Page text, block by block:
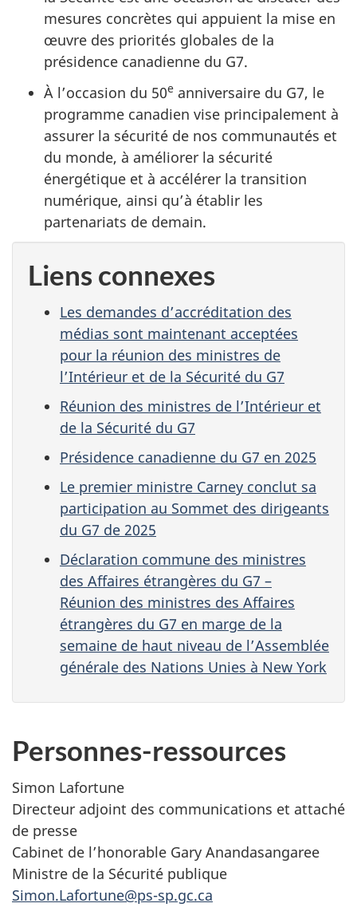
mesures concrètes qui appuient la mise en
œuvre des priorités globales de la
présidence canadienne du G7.
À l’occasion du 50e anniversaire du G7, le
programme canadien vise principalement à
assurer la sécurité de nos communautés et
du monde, à améliorer la sécurité
énergétique et à accélérer la transition
numérique, ainsi qu’à établir les
partenariats de demain.
Liens connexes
Les demandes d’accréditation des
médias sont maintenant acceptées
pour la réunion des ministres de
l’Intérieur et de la Sécurité du G7
Réunion des ministres de l’Intérieur et
de la Sécurité du G7
Présidence canadienne du G7 en 2025
Le premier ministre Carney conclut sa
participation au Sommet des dirigeants
du G7 de 2025
Déclaration commune des ministres
des Affaires étrangères du G7 –
Réunion des ministres des Affaires
étrangères du G7 en marge de la
semaine de haut niveau de l’Assemblée
générale des Nations Unies à New York
Personnes-ressources
Simon Lafortune
Directeur adjoint des communications et attaché
de presse
Cabinet de l’honorable Gary Anandasangaree
Ministre de la Sécurité publique
Simon.Lafortune@ps-sp.gc.ca